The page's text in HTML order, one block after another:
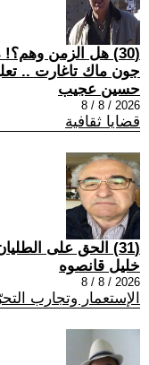
(30) هل الزمن
جون ماك تاغارت ..
حسين عجيب
2026 / 8 / 8
قضايا ثقافية
(31) الحق على الطليان !
خليل قانصوه
2026 / 8 / 8
الإستعمار وتجارب